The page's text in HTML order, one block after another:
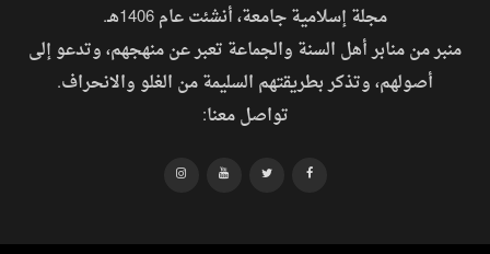
مجلة إسلامية جامعة، أنشئت عام 1406هـ.
منبر من منابر أهل السنة والجماعة تعبر عن منهجهم، وتدعو إلى
أصولهم، وتذكر بطريقتهم السليمة من الغلو والانحراف.
تواصل معنا: